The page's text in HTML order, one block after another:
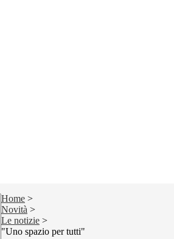
Home >
Novità >
Le notizie >
"Uno spazio per tutti"